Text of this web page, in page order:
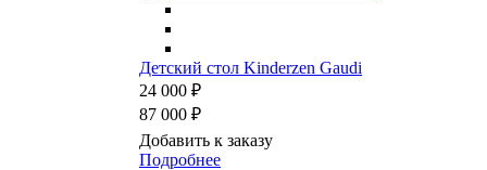
Детский стол Kinderzen Gaudi
24 000 ₽
87 000 ₽
Добавить к заказу
Подробнее